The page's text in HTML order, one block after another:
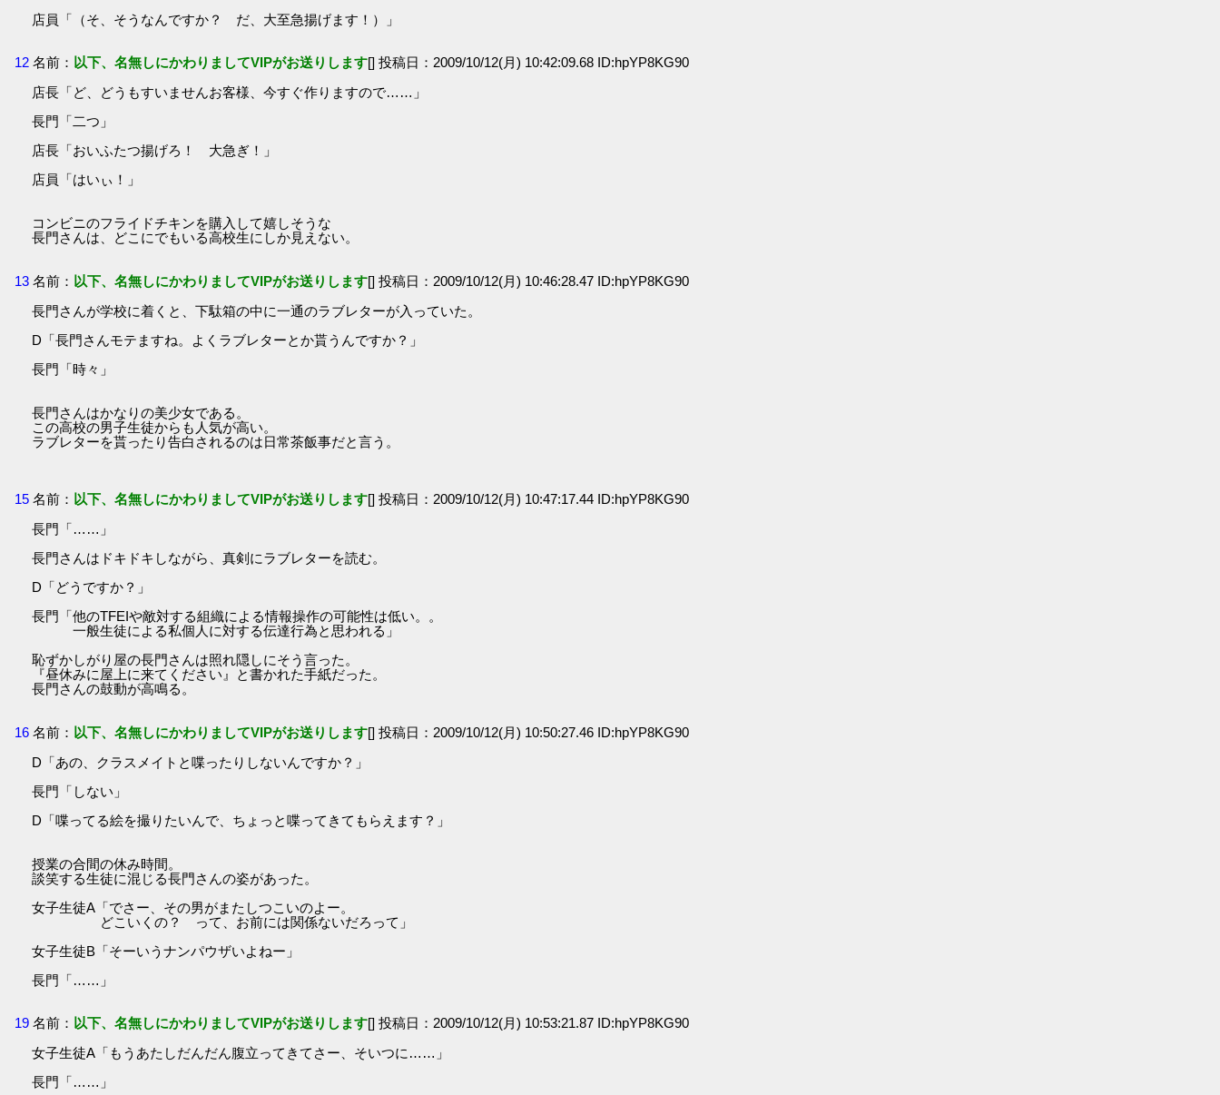
店員「（そ、そうなんですか？ だ、大至急揚げます！）」
12 名前： 以下、名無しにかわりましてVIPがお送りします[] 投稿日：2009/10/12(月) 10:42:09.68 ID:hpYP8KG90
店長「ど、どうもすいませんお客様、今すぐ作りますので……」
長門「二つ」
店長「おいふたつ揚げろ！ 大急ぎ！」
店員「はいぃ！」
コンビニのフライドチキンを購入して嬉しそうな
長門さんは、どこにでもいる高校生にしか見えない。
13 名前： 以下、名無しにかわりましてVIPがお送りします[] 投稿日：2009/10/12(月) 10:46:28.47 ID:hpYP8KG90
長門さんが学校に着くと、下駄箱の中に一通のラブレターが入っていた。
D「長門さんモテますね。よくラブレターとか貰うんですか？」
長門「時々」
長門さんはかなりの美少女である。
この高校の男子生徒からも人気が高い。
ラブレターを貰ったり告白されるのは日常茶飯事だと言う。
15 名前： 以下、名無しにかわりましてVIPがお送りします[] 投稿日：2009/10/12(月) 10:47:17.44 ID:hpYP8KG90
長門「……」
長門さんはドキドキしながら、真剣にラブレターを読む。
D「どうですか？」
長門「他のTFEIや敵対する組織による情報操作の可能性は低い。。
一般生徒による私個人に対する伝達行為と思われる」
恥ずかしがり屋の長門さんは照れ隠しにそう言った。
『昼休みに屋上に来てください』と書かれた手紙だった。
長門さんの鼓動が高鳴る。
16 名前： 以下、名無しにかわりましてVIPがお送りします[] 投稿日：2009/10/12(月) 10:50:27.46 ID:hpYP8KG90
D「あの、クラスメイトと喋ったりしないんですか？」
長門「しない」
D「喋ってる絵を撮りたいんで、ちょっと喋ってきてもらえます？」
授業の合間の休み時間。
談笑する生徒に混じる長門さんの姿があった。
女子生徒A「でさー、その男がまたしつこいのよー。
どこいくの？ って、お前には関係ないだろって」
女子生徒B「そーいうナンパウザいよねー」
長門「……」
19 名前： 以下、名無しにかわりましてVIPがお送りします[] 投稿日：2009/10/12(月) 10:53:21.87 ID:hpYP8KG90
女子生徒A「もうあたしだんだん腹立ってきてさー、そいつに……」
長門「……」